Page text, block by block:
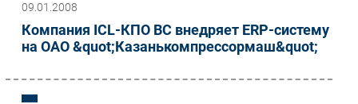
09.01.2008
Компания ICL-КПО ВС внедряет ERP-систему
на ОАО &quot;Казанькомпрессормаш&quot;